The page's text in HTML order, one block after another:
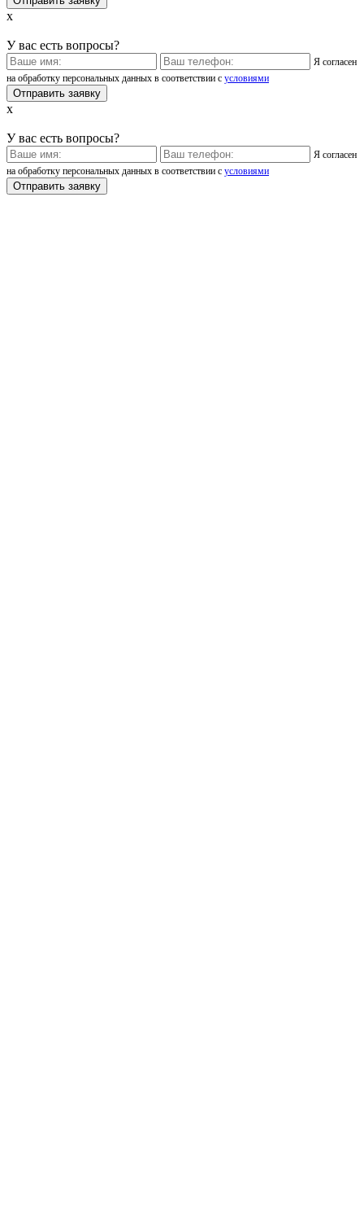
x
У вас есть вопросы?
Я согласен
на обработку персональных данных в соответствии с условиями
x
У вас есть вопросы?
Я согласен
на обработку персональных данных в соответствии с условиями